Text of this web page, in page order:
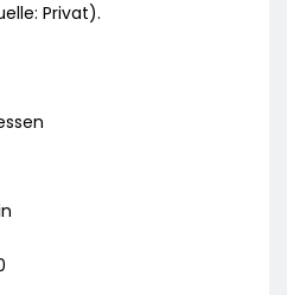
Privat).